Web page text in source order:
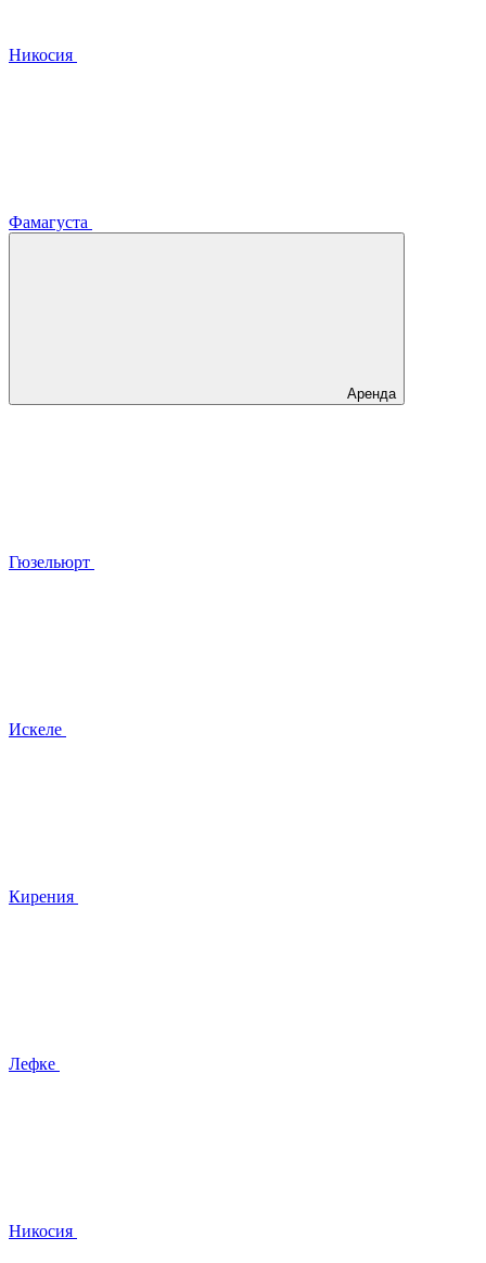
Никосия
Фамагуста
Аренда
Гюзельюрт
Искеле
Кирения
Лефке
Никосия